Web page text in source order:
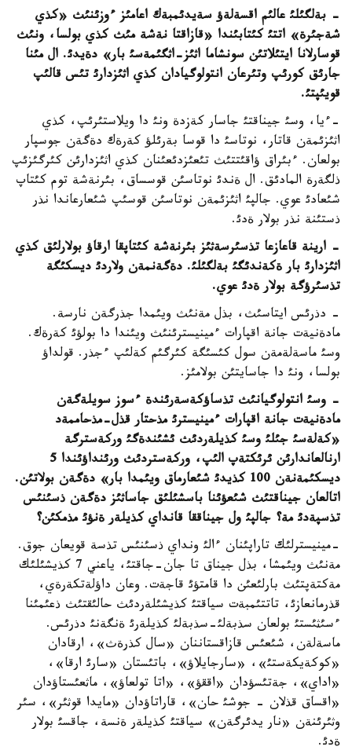
- بةلگئلئ عالئم اقسةلةؤ سةيدئمبةك اعامئز ءوزئنئث «كذي
شةجئرة» اتتئ كئتابئندا «قازاقتا نةشة مئث كذي بولسا، ونئث
قوسارلانا ايتئلاتئن سونشاما اثئز-اثگئمةسئ بار» دةيدئ. ال مئنا
جارئق كورئپ وتئرعان انتولوگيادان كذي اثئزدارئ تئس قالئپ
قويئپتئ.
-ءيا، وسئ جيناقتئ جاسار كةزدة ونئ دا ويلاستئرئپ، كذي
اثئزئمةن قاتار، نوتاسئ دا قوسا بةرئلؤ كةرةك دةگةن جوسپار
بولعان. ءبئراق ؤاقئتتئث تئعئزدئعئنان كذي اثئزدارئن كئرگئزئپ
ذلگةرة المادئق. ال ةندئ نوتاسئن قوسساق، بئرنةشة توم كئتاپ
شئعادئ عوي. جالپئ اثئزئمةن نوتاسئن قوسئپ شئعارعاندا نذر
ذستئنة نذر بولار ةدئ.
- ارينة قاعازعا تذسئرسةثئز بئرنةشة كئتاپقا ارقاؤ بولارلئق كذي
اثئزدارئ بار ةكةندئگئ بةلگئلئ. دةگةنمةن ولاردئ ديسكئگة
تذسئرؤگة بولار ةدئ عوي.
- دذرئس ايتاسئث، بذل مةنئث ويئمدا جذرگةن نارسة.
مادةنيةت جانة اقپارات ءمينيسترئنئث ويئندا دا بولؤئ كةرةك.
وسئ ماسةلةمةن سول كئسئگة كئرگئم كةلئپ ءجذر. قولداؤ
بولسا، ونئ دا جاسايتئن بولامئز.
- وسئ انتولوگيانئث تذساؤكةسةرئندة ءسوز سويلةگةن
مادةنيةت جانة اقپارات ءمينيسترئ مذحتار قذل-مذحاممةد
«كةلةسئ جئلئ وسئ كذيلةردئث ئشئندةگئ وركةسترگة
ارنالعاندارئن ئرئكتةپ الئپ، وركةستردئث ورئنداؤئندا 5
ديسكئمةنةن 100 كذيدئ شئعارماق ويئمدا بار» دةگةن بولاتئن.
اتالعان جيناقتئث شئعؤئنا باسشئلئق جاساثئز دةگةن ذسئنئس
تذسپةدئ مة؟ جالپئ ول جيناققا قانداي كذيلةر ةنؤئ مذمكئن؟
-مينيسترلئك تاراپئنان ءالئ ونداي ذسئنئس تذسة قويعان جوق.
مةنئث ويئمشا، بذل جيناق تا جان-جاقتئ، ياعني 7 كذيشئلئك
مةكتةپتئث بارلئعئن دا قامتؤئ قاجةت. وعان داؤلةتكةرةي،
قذرمانعازئ، تاتتئمبةت سياقتئ كذيشئلةردئث حالئقتئث ذعئمئنا
ءسئثئستئ بولعان سذبةلئ-سذبةلئ كذيلةرئ ةنگةنئ دذرئس.
ماسةلةن، شئعئس قازاقستاننان «سال كذرةث»، ارقادان
«كوكةيكةستئ»، «سارجايلاؤ»، باتئستان «سارئ ارقا»،
«اداي»، جةتئسؤدان «اققؤ»، «اتا تولعاؤ»، ماثعئستاؤدان
«اقساق قذلان - جوشئ حان»، قاراتاؤدان «مايدا قوثئر»، سئر
وثئرئنةن «نار يدئرگةن» سياقتئ كذيلةر ةنسة، جاقسئ بولار
ةدئ.